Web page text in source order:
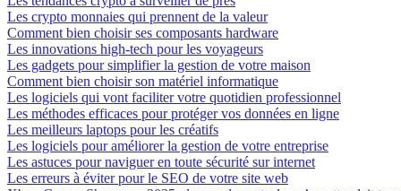
Les crypto monnaies qui prennent de la valeur
Comment bien choisir ses composants hardware
Les innovations high-tech pour les voyageurs
Les gadgets pour simplifier la gestion de votre maison
Comment bien choisir son matériel informatique
Les logiciels qui vont faciliter votre quotidien professionnel
Les méthodes efficaces pour protéger vos données en ligne
Les meilleurs laptops pour les créatifs
Les logiciels pour améliorer la gestion de votre entreprise
Les astuces pour naviguer en toute sécurité sur internet
Les erreurs à éviter pour le SEO de votre site web